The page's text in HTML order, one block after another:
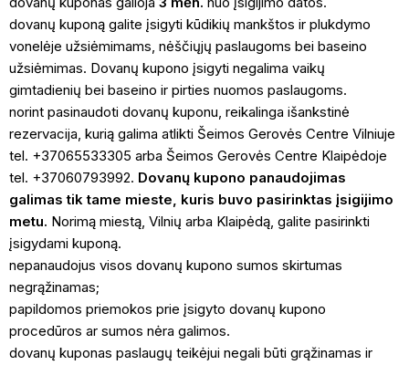
dovanų kuponą galite įsigyti kūdikių mankštos ir plukdymo
vonelėje užsiėmimams, nėščiųjų paslaugoms bei baseino
užsiėmimas. Dovanų kupono įsigyti negalima vaikų
gimtadienių bei baseino ir pirties nuomos paslaugoms.
norint pasinaudoti dovanų kuponu, reikalinga išankstinė
rezervacija, kurią galima atlikti Šeimos Gerovės Centre Vilniuje
tel. +37065533305 arba Šeimos Gerovės Centre Klaipėdoje
tel. +37060793992. Dovanų kupono panaudojimas
galimas tik tame mieste, kuris buvo pasirinktas įsigijimo
metu. Norimą miestą, Vilnių arba Klaipėdą, galite pasirinkti
įsigydami kuponą.
nepanaudojus visos dovanų kupono sumos skirtumas
negrąžinamas;
papildomos priemokos prie įsigyto dovanų kupono
procedūros ar sumos nėra galimos.
dovanų kuponas paslaugų teikėjui negali būti grąžinamas ir